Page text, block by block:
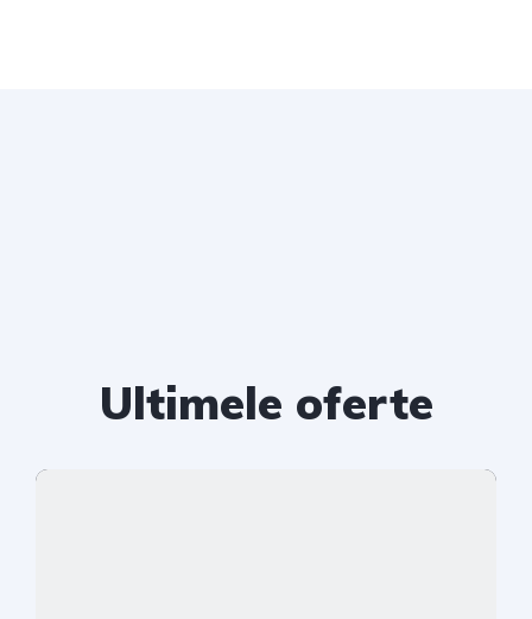
Ultimele oferte